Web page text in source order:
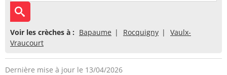
Voir les crèches à : Bapaume Rocquigny
Vaulx-
Vraucourt
Dernière mise à jour le 13/04/2026